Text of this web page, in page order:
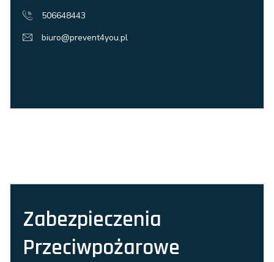
506648443
biuro@prevent4you.pl
Zabezpieczenia
Przeciwpożarowe